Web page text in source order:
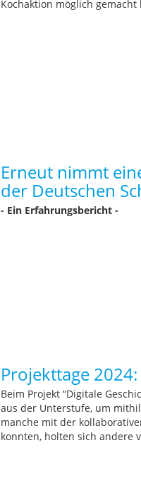
Kochaktion möglich gemacht
Erneut nimmt
der Deutschen
- Ein Erfahrungsbericht -
Projekttage
Beim Projekt “Digitale
aus der Unterstufe, um
manche mit der
konnten, holten sich andere